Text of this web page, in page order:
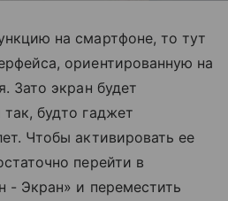
на смартфоне, то тут
ориентированную на
Зато экран будет
будто гаджет
Чтобы активировать ее
перейти в
- Экран» и переместить